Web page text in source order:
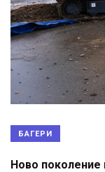
БАГЕРИ
Ново поколение